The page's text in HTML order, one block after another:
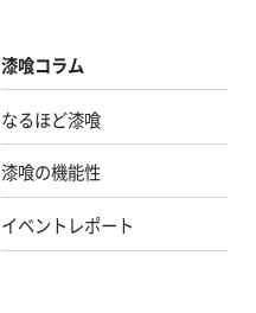
漆喰コラム
なるほど漆喰
漆喰の機能性
イベントレポート